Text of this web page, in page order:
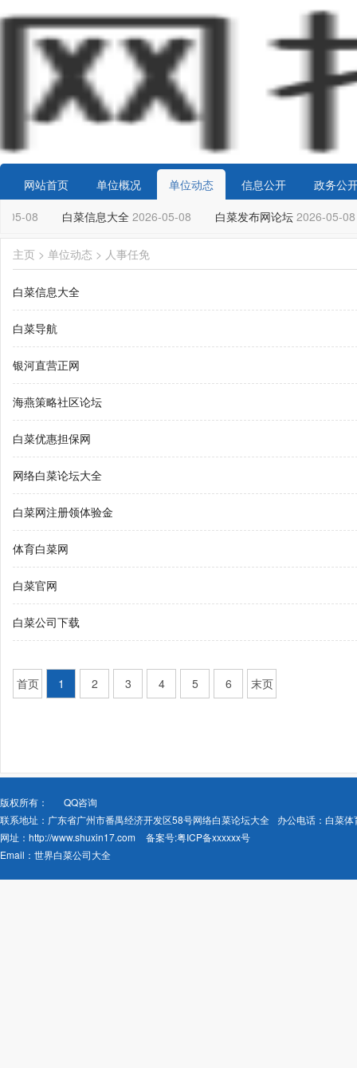
网站首页 单位概况 单位动态 信息公开
政务公
05-08
白菜信息大全 2026-05-08 白菜发布网论坛 2026-05-08
主页 > 单位动态 > 人事任免
白菜信息大全
白菜导航
银河直营正网
海燕策略社区论坛
白菜优惠担保网
网络白菜论坛大全
白菜网注册领体验金
体育白菜网
白菜官网
白菜公司下载
首页 1 2 3 4 5 6 末页
版权所有：
QQ咨询
联系地址：广东省广州市番禺经济开发区58号网络白菜论坛大全
办公电话：白菜
网址： http://www.shuxin17.com 备案号:粤ICP备xxxxxx号
Email： 世界白菜公司大全